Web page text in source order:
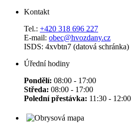
Kontakt
Tel.: +420 318 696 227
E-mail: obec@hvozdany.cz
ISDS: 4xvbtn7 (datová schránka)
Úřední hodiny
Pondělí: 08:00 - 17:00
Středa: 08:00 - 17:00
Polední přestávka: 11:30 - 12:00